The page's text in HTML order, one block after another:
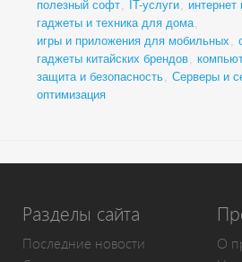
полезный софт, IT-услуги, интернет
гаджеты и техника для дома,
игры и приложения для мобильных ,
гаджеты китайских брендов,
защита и безопасность, Серверы и
оптимизация
Разделы сайта
Последние новости
О